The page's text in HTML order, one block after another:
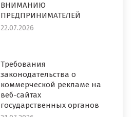
ВНИМАНИЮ
ПРЕДПРИНИМАТЕЛЕЙ
22.07.2026
Требования
законодательства о
коммерческой рекламе на
веб-сайтах
государственных органов